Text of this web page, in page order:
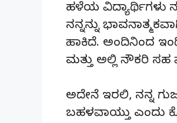
ಹಳೆಯ ವಿದ್ಯಾರ್ಥಿಗಳು
ನನ್ನನ್ನು
ಹಾಕಿದೆ. ಅಂದಿನಿಂದ
ಮತ್ತು ಅಲ್ಲಿ ನೌಕರಿ ಸಹ
ಅದೇನೆ ಇರಲಿ, ನನ್ನ
ಬಹಳವಾಯ್ತು ಎಂದು